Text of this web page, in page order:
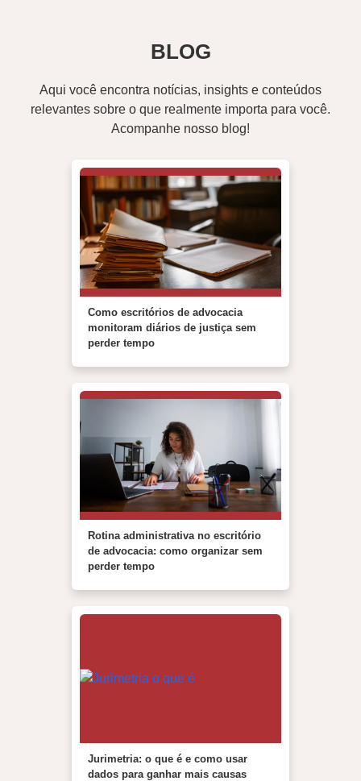
BLOG
Aqui você encontra notícias, insights e conteúdos
relevantes sobre o que realmente importa para você.
Acompanhe nosso blog!
Como escritórios de advocacia
monitoram diários de justiça sem
perder tempo
Rotina administrativa no escritório
de advocacia: como organizar sem
perder tempo
Jurimetria: o que é e como usar
dados para ganhar mais causas